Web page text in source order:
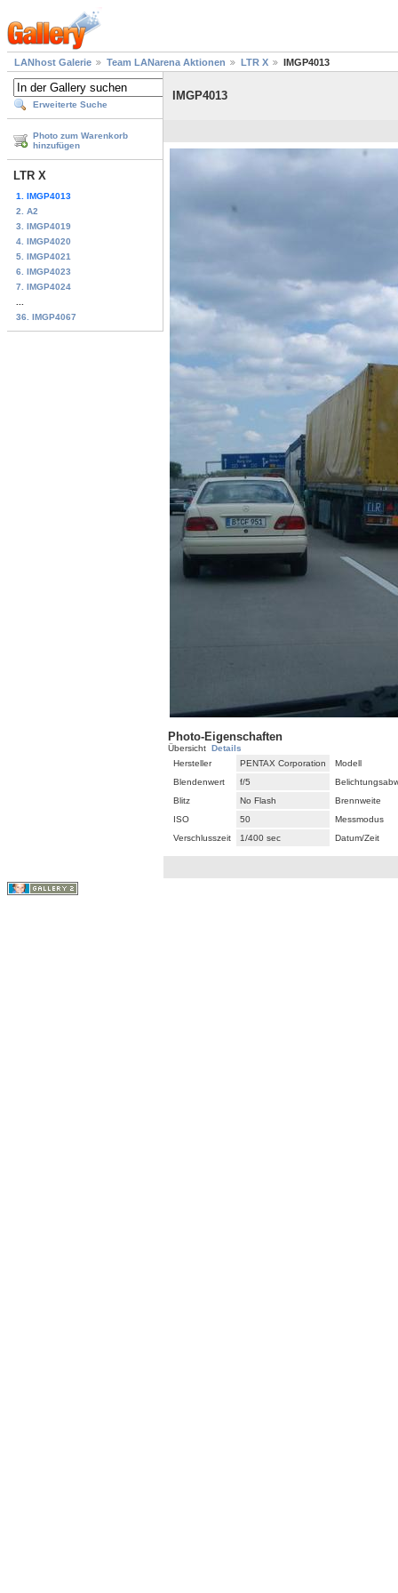
LANhost Galerie Team LANarena Aktionen LTR X IMGP4013
Erweiterte Suche
Photo zum Warenkorb
hinzufügen
LTR X
1. IMGP4013
2. A2
3. IMGP4019
4. IMGP4020
5. IMGP4021
6. IMGP4023
7. IMGP4024
36. IMGP4067
IMGP4013
Photo-Eigenschaften
Übersicht Details
Hersteller
PENTAX Corporation
Modell
Blendenwert
f/5
Blitz
No Flash
Brennweite
ISO
50
Messmodus
Verschlusszeit
1/400 sec Datum/Zeit